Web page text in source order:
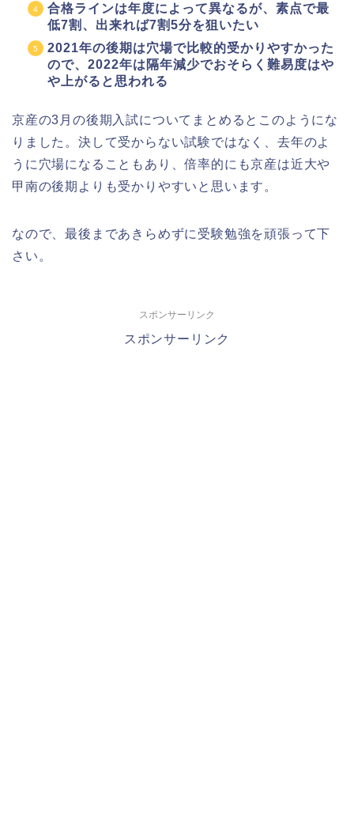
合格ラインは年度によって異なるが、素点で最
低7割、出来れば7割5分を狙いたい
2021年の後期は穴場で比較的受かりやすかった
ので、2022年は隔年減少でおそらく難易度はや
や上がると思われる
京産の3月の後期入試についてまとめるとこのようにな
りました。決して受からない試験ではなく、去年のよ
うに穴場になることもあり、倍率的にも京産は近大や
甲南の後期よりも受かりやすいと思います。
なので、最後まであきらめずに受験勉強を頑張って下
さい。
スポンサーリンク
スポンサーリンク